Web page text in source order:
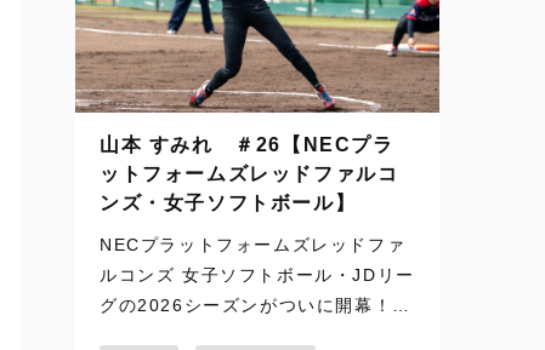
山本 すみれ ＃26【NECプラ
ットフォームズレッドファルコ
ンズ・女子ソフトボール】
NECプラットフォームズレッドファ
ルコンズ 女子ソフトボール・JDリー
グの2026シーズンがついに開幕！！